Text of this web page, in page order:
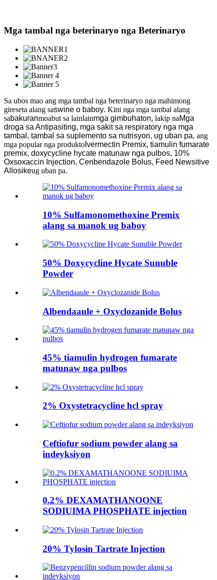
Mga tambal nga beterinaryo nga Beterinaryo
Sa ubos mao ang mga tambal nga beterinaryo nga mahimong
gireseta alang saswine o baboy. Kini nga mga tambal alang
sabakuranmoabut sa lainlainmga gimbuhaton, lakip naMga
droga sa Antipasiting, mga sakit sa respiratory nga mga
tambal, tambal sa suplemento sa nutrisyon, ug uban pa, ang
mga popular nga produkto Ivermectin Premix, tiamulin fumarate
premix, doxycycline hycate matunaw nga pulbos, 10%
Oxsoxaccin Injection, Cenbendazole Bolus, Feed Newsitive
Allosikeug uban pa.
10% Sulfamonomethoxine Premix
alang sa manok ug baboy
50% Doxycycline Hycate Sunuble
Powder
Albendaaule + Oxyclozanide Bolus
45% tiamulin hydrogen fumarate
matunaw nga pulbos
2% Oxystetracycline hcl spray
Ceftiofur sodium powder alang sa
indeyksiyon
0.2% DEXAMATHANOONE
SODIUIMA PHOSPHATE injection
20% Tylosin Tartrate Injection